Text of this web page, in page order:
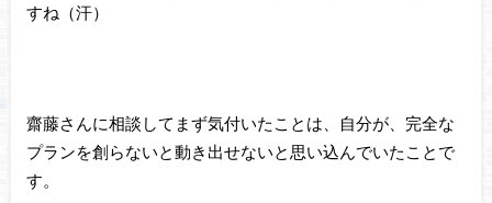
すね（汗）
齋藤さんに相談してまず気付いたことは、自分が、完全な
プランを創らないと動き出せないと思い込んでいたことで
す。